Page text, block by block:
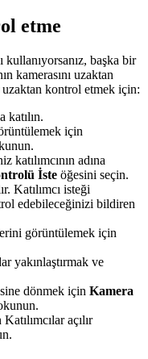
etme
başka bir
kamerasını uzaktan
kontrol etmek için:
katılın.
için
katılımcının adına
İste öğesini seçin.
Katılımcı isteği
edebileceğinizi bildiren
görüntülemek için
yakınlaştırmak ve
dönmek için Kamera
açılır